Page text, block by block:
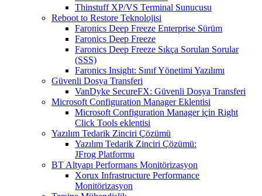
Thinstuff XP/VS Terminal Sunucusu
Reboot to Restore Teknolojisi
Faronics Deep Freeze Enterprise Sürüm
Faronics Deep Freeze
Faronics Deep Freeze Sıkça Sorulan Sorular
(SSS)
Faronics Insight: Sınıf Yönetimi Yazılımı
Güvenli Dosya Transferi
VanDyke SecureFX: Güvenli Dosya Transferi
Microsoft Configuration Manager Eklentisi
Microsoft Configuration Manager için Right
Click Tools eklentisi
Yazılım Tedarik Zinciri Çözümü
Yazılım Tedarik Zinciri Çözümü:
JFrog Platformu
BT Altyapı Performans Monitörizasyon
Xorux Infrastructure Performance
Monitörizasyon